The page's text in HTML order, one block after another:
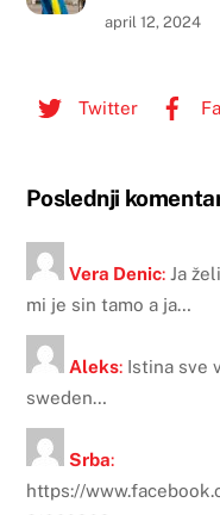
april 12, 2024
Twitter
Poslednji
Vera Denic: Ja
mi je sin tamo a ja…
Aleks: Istina sve
sweden…
Srba:
https://